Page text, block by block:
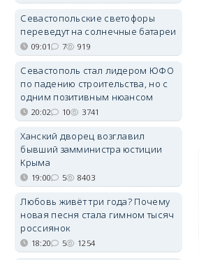
Севастопольские светофоры
переведут на солнечные батареи
09:01 7 919
Севастополь стал лидером ЮФО
по падению строительства, но с
одним позитивным нюансом
20:02 10 3741
Ханский дворец возглавил
бывший замминистра юстиции
Крыма
19:00 5 8403
Любовь живёт три года? Почему
новая песня стала гимном тысяч
россиянок
18:20 5 1254